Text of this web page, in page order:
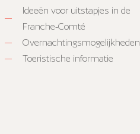
Ideeën voor uitstapjes in de
Franche-Comté
Overnachtingsmogelijkheden
Toeristische informatie